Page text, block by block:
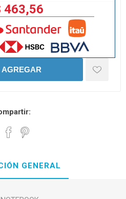
463,56
AGREGAR
GENERAL